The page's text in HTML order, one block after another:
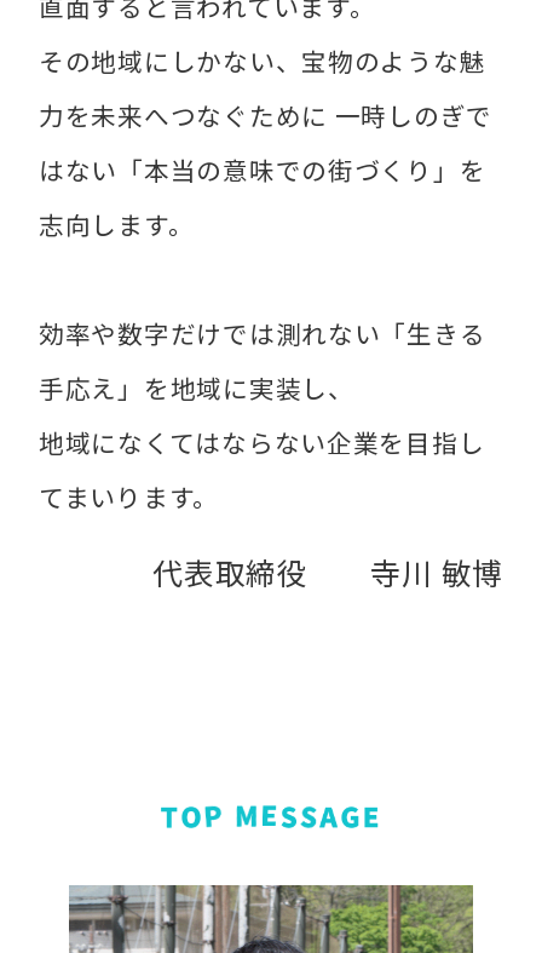
その地域にしかない、宝物のような魅
力を未来へつなぐために 一時しのぎで
はない「本当の意味での街づくり」を
志向します。
効率や数字だけでは測れない「生きる
手応え」を地域に実装し、
地域になくてはならない企業を目指し
てまいります。
代表取締役 寺川 敏博